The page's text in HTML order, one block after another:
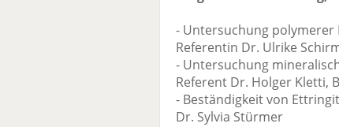
- Untersuchung polymerer
Referentin Dr. Ulrike
- Untersuchung
Referent Dr. Holger Kletti,
- Beständigkeit von
Dr. Sylvia Stürmer